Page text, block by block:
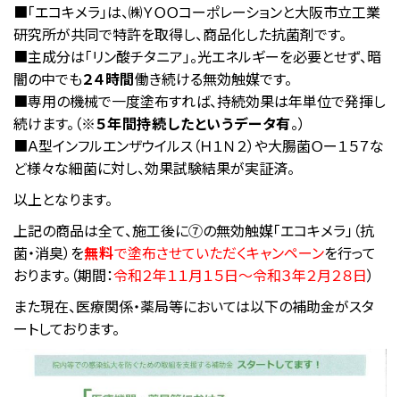
■「エコキメラ」は、㈱ＹＯＯコーポレーションと大阪市立工業
研究所が共同で特許を取得し、商品化した抗菌剤です。
■主成分は「リン酸チタニア」。光エネルギーを必要とせず、暗
闇の中でも２４時間働き続ける無効触媒です。
■専用の機械で一度塗布すれば、持続効果は年単位で発揮し
続けます。（※５年間持続したというデータ有。）
■Ａ型インフルエンザウイルス（Ｈ１Ｎ２）や大腸菌Ｏー１５７な
ど様々な細菌に対し、効果試験結果が実証済。
以上となります。
上記の商品は全て、施工後に⑦の無効触媒「エコキメラ」（抗
菌・消臭）を無料で塗布させていただくキャンペーンを行って
おります。（期間：令和２年１１月１５日～令和３年２月２８日）
また現在、医療関係・薬局等においては以下の補助金がスタ
ートしております。